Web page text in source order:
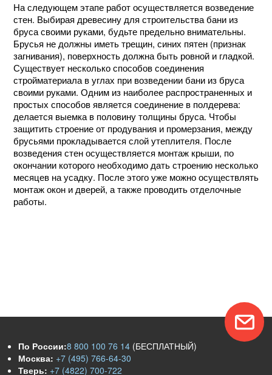
На следующем этапе работ осуществляется возведение
стен. Выбирая древесину для строительства бани из
бруса своими руками, будьте предельно внимательны.
Брусья не должны иметь трещин, синих пятен (признак
загнивания), поверхность должна быть ровной и гладкой.
Существует несколько способов соединения
стройматериала в углах при возведении бани из бруса
своими руками. Одним из наиболее распространенных и
простых способов является соединение в полдерева:
делается выемка в половину толщины бруса. Чтобы
защитить строение от продувания и промерзания, между
брусьями прокладывается слой утеплителя. После
возведения стен осуществляется монтаж крыши, по
окончании которого необходимо дать строению несколько
месяцев на усадку. После этого уже можно осуществлять
монтаж окон и дверей, а также проводить отделочные
работы.
По России:8 800 100 76 14 (БЕСПЛАТНЫЙ)
Москва: +7 (495) 766-64-30
Тверь: +7 (4822) 700-722